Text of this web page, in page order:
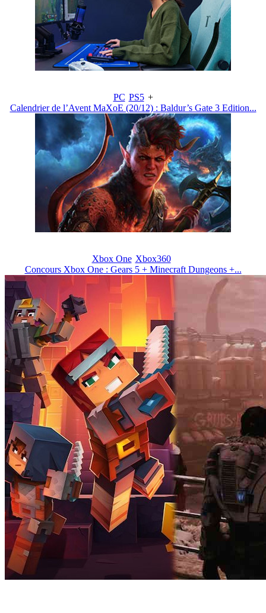
PC PS5 +
Calendrier de l’Avent MaXoE (20/12) : Baldur’s Gate 3 Edition...
Xbox One Xbox360
Concours Xbox One : Gears 5 + Minecraft Dungeons +...